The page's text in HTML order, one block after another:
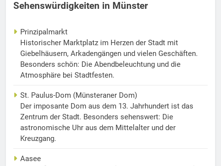
Sehenswürdigkeiten in Münster
Prinzipalmarkt
Historischer Marktplatz im Herzen der Stadt mit
Giebelhäusern, Arkadengängen und vielen Geschäften.
Besonders schön: Die Abendbeleuchtung und die
Atmosphäre bei Stadtfesten.
St. Paulus-Dom (Münsteraner Dom)
Der imposante Dom aus dem 13. Jahrhundert ist das
Zentrum der Stadt. Besonders sehenswert: Die
astronomische Uhr aus dem Mittelalter und der
Kreuzgang.
Aasee